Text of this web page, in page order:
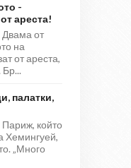
-
ареста!
от
на
от ареста,
Бр...
палатки,
който
Хемингуей,
„Много